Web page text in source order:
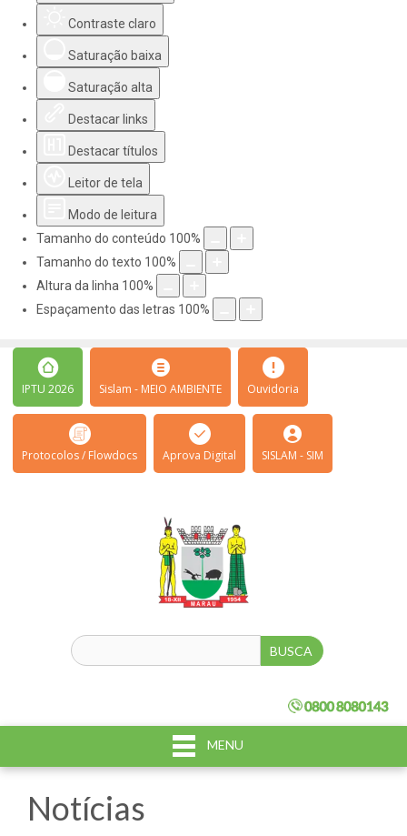
Contraste claro
Saturação baixa
Saturação alta
Destacar links
Destacar títulos
Leitor de tela
Modo de leitura
Tamanho do conteúdo 100%
Tamanho do texto 100%
Altura da linha 100%
Espaçamento das letras 100%
IPTU 2026 Sislam - MEIO AMBIENTE Ouvidoria
Protocolos / Flowdocs Aprova Digital SISLAM - SIM
MENU
Notícias